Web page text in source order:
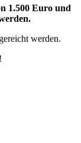
1.500 Euro und
werden.